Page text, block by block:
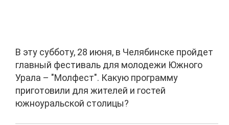
В эту субботу, 28 июня, в Челябинске пройдет
главный фестиваль для молодежи Южного
Урала – "Молфест". Какую программу
приготовили для жителей и гостей
южноуральской столицы?